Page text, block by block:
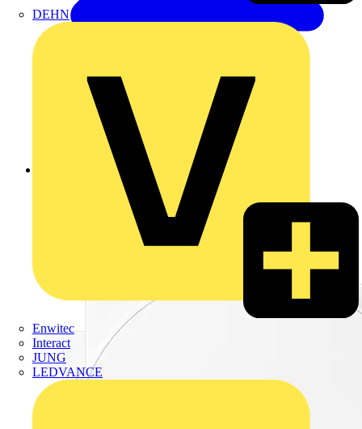
DEHN
Enwitec
Interact
JUNG
LEDVANCE
Zurück zu Produkte